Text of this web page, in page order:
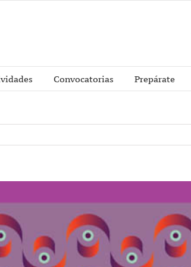
Convocatorias Prepárate